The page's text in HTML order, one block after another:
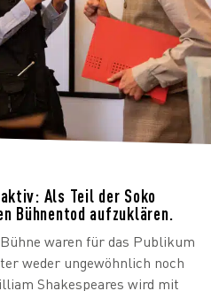
Als Teil der Soko
Bühnentod aufzuklären.
waren für das Publikum
weder ungewöhnlich noch
Shakespeares wird mit